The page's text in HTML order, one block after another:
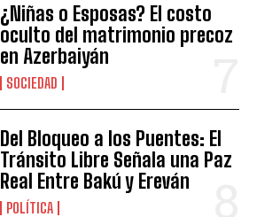
¿Niñas o Esposas? El costo
oculto del matrimonio precoz
en Azerbaiyán
SOCIEDAD
Del Bloqueo a los Puentes: El
Tránsito Libre Señala una Paz
Real Entre Bakú y Ereván
POLÍTICA